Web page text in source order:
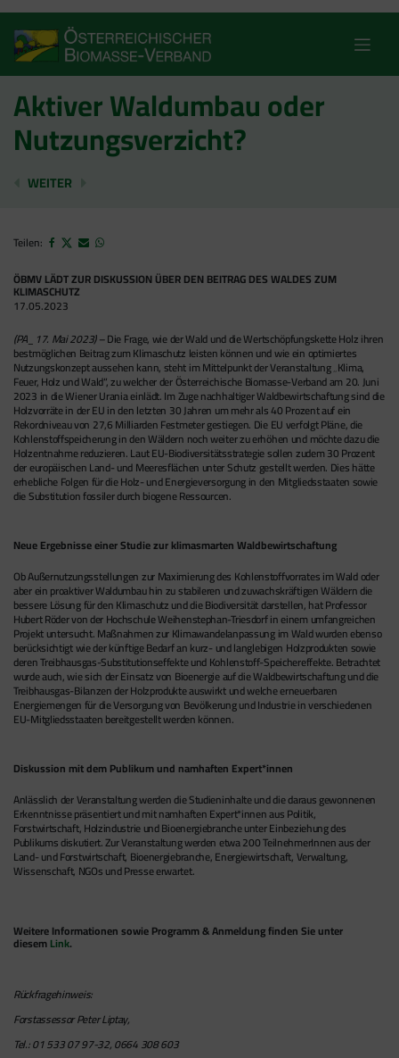
content
Aktiver Waldumbau oder
Nutzungsverzicht?
BIOENERGIE BLEIBT DAS FUNDAMENT DER
WEITER
Teilen:
ÖBMV LÄDT ZUR DISKUSSION ÜBER DEN BEITRAG DES WALDES ZUM
KLIMASCHUTZ
17.05.2023
(PA_17. Mai 2023)– Die Frage, wie der Wald und die Wertschöpfungskette Holz ihren
bestmöglichen Beitrag zum Klimaschutz leisten können und wie ein optimiertes
Nutzungskonzept aussehen kann, steht im Mittelpunkt der Veranstaltung „Klima,
Feuer, Holz und Wald“, zu welcher der Österreichische Biomasse-Verband am 20. Juni
2023 in die Wiener Urania einlädt. Im Zuge nachhaltiger Waldbewirtschaftung sind die
Holzvorräte in der EU in den letzten 30 Jahren um mehr als 40 Prozent auf ein
Rekordniveau von 27,6 Milliarden Festmeter gestiegen. Die EU verfolgt Pläne, die
Kohlenstoffspeicherung in den Wäldern noch weiter zu erhöhen und möchte dazu die
Holzentnahme reduzieren. Laut EU-Biodiversitätsstrategie sollen zudem 30 Prozent
der europäischen Land- und Meeresflächen unter Schutz gestellt werden. Dies hätte
erhebliche Folgen für die Holz- und Energieversorgung in den Mitgliedsstaaten sowie
die Substitution fossiler durch biogene Ressourcen.
Neue Ergebnisse einer Studie zur klimasmarten Waldbewirtschaftung
Ob Außernutzungsstellungen zur Maximierung des Kohlenstoffvorrates im Wald oder
aber ein proaktiver Waldumbau hin zu stabileren und zuwachskräftigen Wäldern die
bessere Lösung für den Klimaschutz und die Biodiversität darstellen, hat Professor
Hubert Röder von der Hochschule Weihenstephan-Triesdorf in einem umfangreichen
Projekt untersucht. Maßnahmen zur Klimawandelanpassung im Wald wurden ebenso
berücksichtigt wie der künftige Bedarf an kurz- und langlebigen Holzprodukten sowie
deren Treibhausgas-Substitutionseffekte und Kohlenstoff-Speichereffekte. Betrachtet
wurde auch, wie sich der Einsatz von Bioenergie auf die Waldbewirtschaftung und die
Treibhausgas-Bilanzen der Holzprodukte auswirkt und welche erneuerbaren
Energiemengen für die Versorgung von Bevölkerung und Industrie in verschiedenen
EU-Mitgliedsstaaten bereitgestellt werden können.
Diskussion mit dem Publikum und namhaften Expert*innen
Anlässlich der Veranstaltung werden die Studieninhalte und die daraus gewonnenen
Erkenntnisse präsentiert und mit namhaften Expert*innen aus Politik,
Forstwirtschaft, Holzindustrie und Bioenergiebranche unter Einbeziehung des
Publikums diskutiert. Zur Veranstaltung werden etwa 200 TeilnehmerInnen aus der
Land- und Forstwirtschaft, Bioenergiebranche, Energiewirtschaft, Verwaltung,
Wissenschaft, NGOs und Presse erwartet.
Weitere Informationen sowie Programm & Anmeldung finden Sie unter
diesemLink.
Rückfragehinweis:
Forstassessor Peter Liptay,
Tel.: 01 533 07 97-32, 0664 308 603